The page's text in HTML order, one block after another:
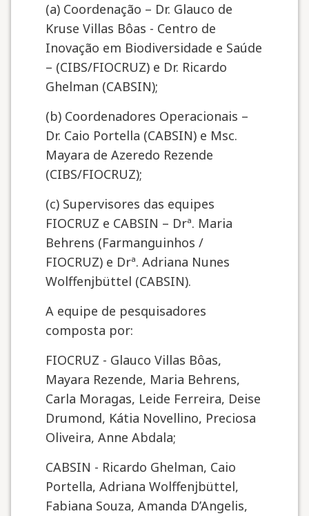
(a) Coordenação – Dr. Glauco de
Kruse Villas Bôas - Centro de
Inovação em Biodiversidade e Saúde
– (CIBS/FIOCRUZ) e Dr. Ricardo
Ghelman (CABSIN);
(b) Coordenadores Operacionais –
Dr. Caio Portella (CABSIN) e Msc.
Mayara de Azeredo Rezende
(CIBS/FIOCRUZ);
(c) Supervisores das equipes
FIOCRUZ e CABSIN – Drª. Maria
Behrens (Farmanguinhos /
FIOCRUZ) e Drª. Adriana Nunes
Wolffenjbüttel (CABSIN).
A equipe de pesquisadores
composta por:
FIOCRUZ - Glauco Villas Bôas,
Mayara Rezende, Maria Behrens,
Carla Moragas, Leide Ferreira, Deise
Drumond, Kátia Novellino, Preciosa
Oliveira, Anne Abdala;
CABSIN - Ricardo Ghelman, Caio
Portella, Adriana Wolffenjbüttel,
Fabiana Souza, Amanda D’Angelis,